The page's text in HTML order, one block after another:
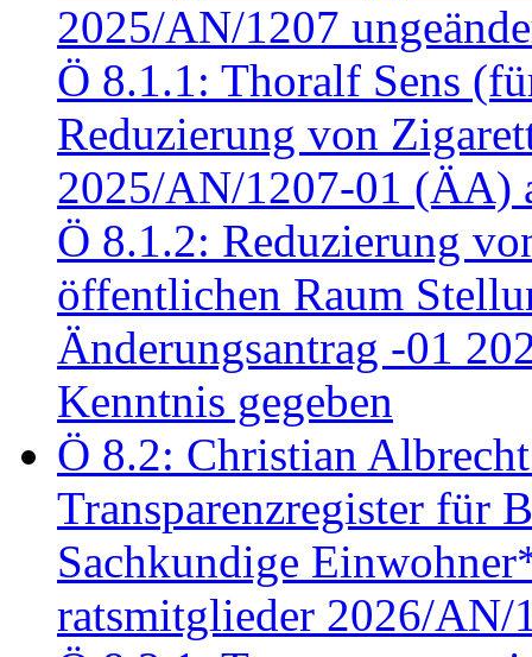
2025/AN/1207
Ö 8.1.1: Thoralf Sens
Reduzierung von
2025/AN/1207-01 (ÄA)
Ö 8.1.2: Reduzierung
öffentlichen Raum
Änderungsantrag -01
Kenntnis gegeben
Ö 8.2: Christian
Transparenzregister für
Sachkundige
ratsmitglieder 2026/AN/